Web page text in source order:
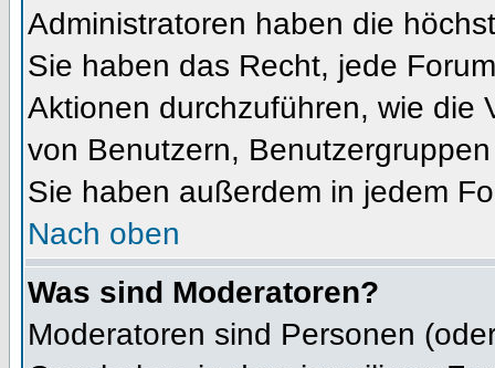
Administratoren haben die
Sie haben das Recht, jede
Aktionen durchzuführen, wie die
von Benutzern,
Sie haben außerdem in jedem
Nach oben
Was sind Moderatoren?
Moderatoren sind Personen